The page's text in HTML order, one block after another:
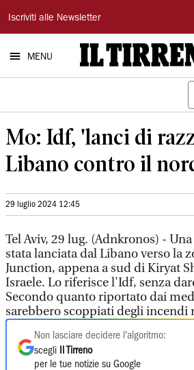
Il
Tirreno
Iscriviti alle Newsletter
MENU
Mo: Idf, 'lanci di
Libano contro il
29 luglio 2024 12:45
Tel Aviv, 29 lug. (Adnkronos) -
stata lanciata dal Libano verso la
Junction, appena a sud di Kiryat
Israele. Lo riferisce l'Idf, senza
Secondo quanto riportato dai
sarebbero scoppiati degli incendi
Non lasciare decidere l'algoritmo:
scegli
Il Tirreno
per le tue notizie su Google